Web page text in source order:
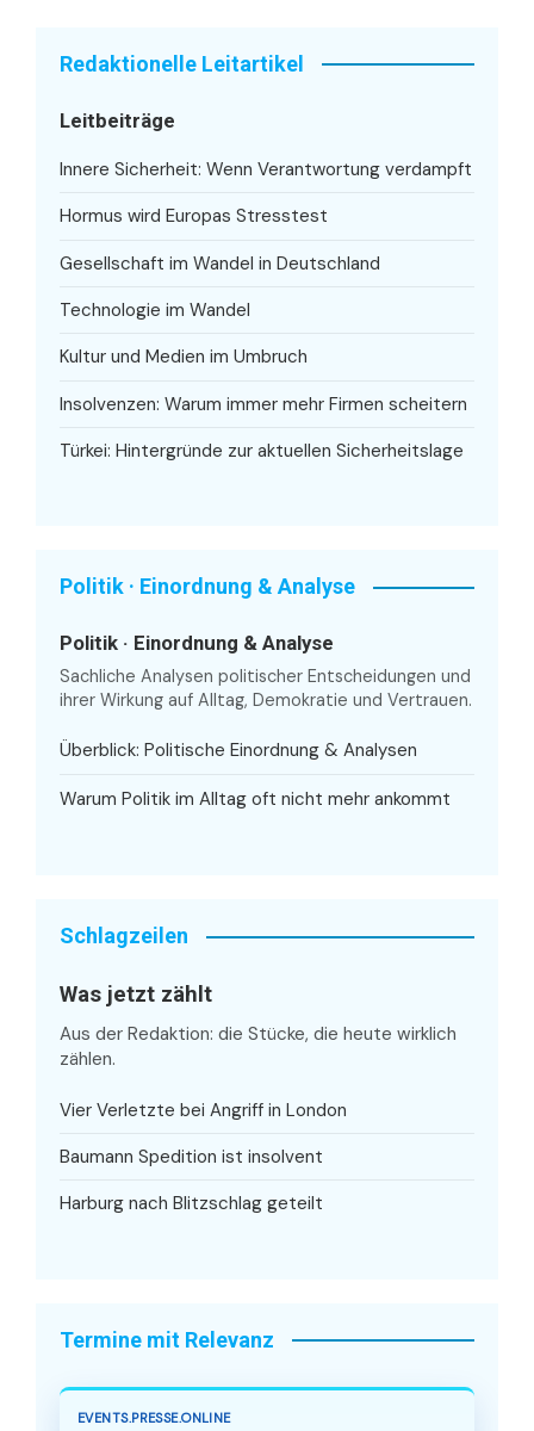
Redaktionelle Leitartikel
Leitbeiträge
Innere Sicherheit: Wenn Verantwortung verdampft
Hormus wird Europas Stresstest
Gesellschaft im Wandel in Deutschland
Technologie im Wandel
Kultur und Medien im Umbruch
Insolvenzen: Warum immer mehr Firmen scheitern
Türkei: Hintergründe zur aktuellen Sicherheitslage
Politik · Einordnung & Analyse
Politik · Einordnung & Analyse
Sachliche Analysen politischer Entscheidungen und
ihrer Wirkung auf Alltag, Demokratie und Vertrauen.
Überblick: Politische Einordnung & Analysen
Warum Politik im Alltag oft nicht mehr ankommt
Schlagzeilen
Was jetzt zählt
Aus der Redaktion: die Stücke, die heute wirklich
zählen.
Vier Verletzte bei Angriff in London
Baumann Spedition ist insolvent
Harburg nach Blitzschlag geteilt
Termine mit Relevanz
EVENTS.PRESSE.ONLINE